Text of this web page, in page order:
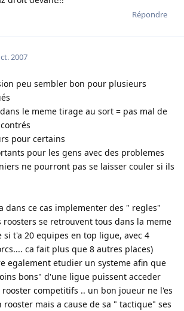
Répondre
2007
peu sembler bon pour plusieurs
le meme tirage au sort = pas mal de
pour certains
pour les gens avec des problemes
ne pourront pas se laisser couler si ils
dans ce cas implementer des " regles"
se retrouvent tous dans la meme
t'a 20 equipes en top ligue, avec 4
ca fait plus que 8 autres places)
egalement etudier un systeme afin que
bons" d'une ligue puissent acceder
competitifs .. un bon joueur ne l'es
rooster mais a cause de sa " tactique" ses